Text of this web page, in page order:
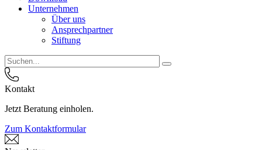
Unternehmen
Über uns
Ansprechpartner
Stiftung
Kontakt
Jetzt Beratung einholen.
Zum Kontaktformular